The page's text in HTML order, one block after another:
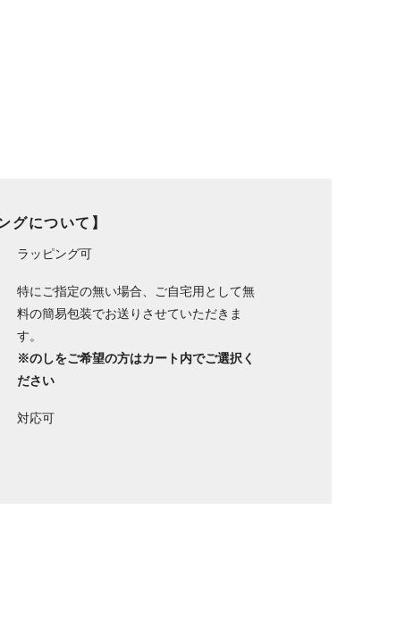
グについて】
ラッピング可
特にご指定の無い場合、ご自宅用として無
料の簡易包装でお送りさせていただきま
す。
※のしをご希望の方はカート内でご選択く
ださい
対応可